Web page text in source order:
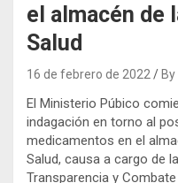
el almacén de
Salud
16 de febrero de 2022
El Ministerio Púbico
indagación en torno al
medicamentos en el
Salud, causa a cargo de
Transparencia y